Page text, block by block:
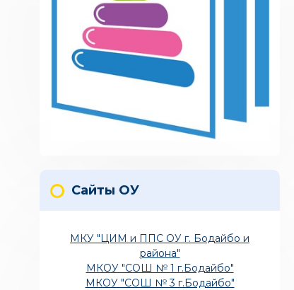
Сайты ОУ
МКУ "ЦИМ и ППС ОУ г. Бодайбо и
района"
МКОУ "СОШ № 1 г.Бодайбо"
МКОУ "СОШ № 3 г.Бодайбо"